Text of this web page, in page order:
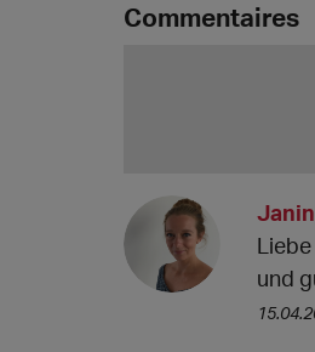
Commentaires
und